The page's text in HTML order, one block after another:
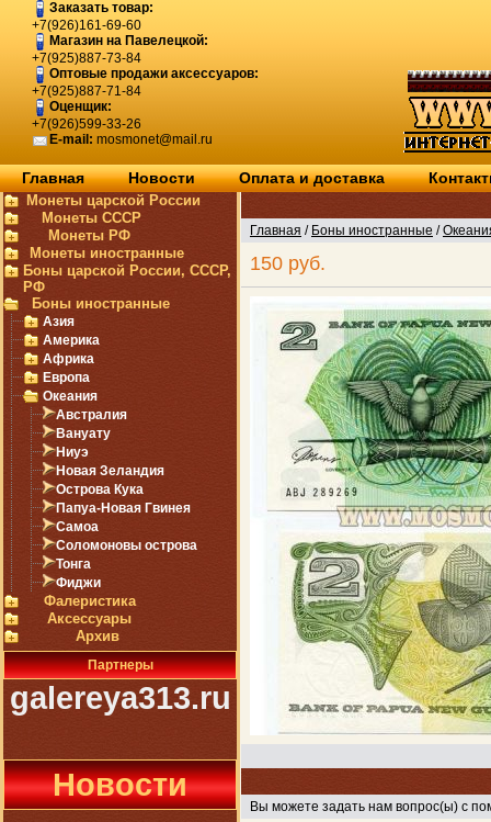
Заказать товар:
+7(926)161-69-60
Магазин на Павелецкой:
+7(925)887-73-84
Оптовые продажи аксессуаров:
+7(925)887-71-84
Оценщик:
+7(926)599-33-26
E-mail: mosmonet@mail.ru
Главная Новости Оплата и доставка
Монеты царской России
Монеты СССР
Монеты РФ
Монеты иностранные
Боны царской России, СССР,
РФ
Боны иностранные
Азия
Америка
Африка
Европа
Океания
Австралия
Вануату
Ниуэ
Новая Зеландия
Острова Кука
Папуа-Новая Гвинея
Самоа
Соломоновы острова
Тонга
Фиджи
Фалеристика
Аксессуары
Архив
Партнеры
galereya313.ru
Новости
Главная / Боны иностранные /
150 руб.
Вы можете задать нам вопрос(ы) с